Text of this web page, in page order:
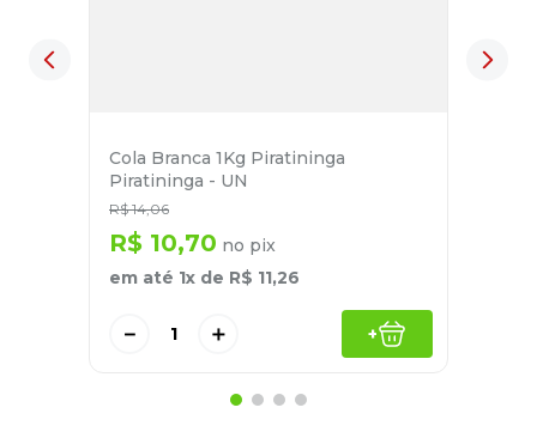
Cola Branca 1Kg Piratininga
Piratininga - UN
R$ 14,06
R$ 10,70 no pix
em até 1x de R$ 11,26
＋
－ +